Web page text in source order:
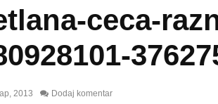
ceca-
2013 Dodaj komentar